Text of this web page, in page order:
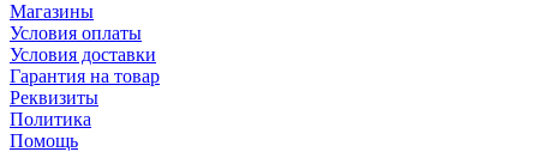
Магазины
Условия оплаты
Условия доставки
Гарантия на товар
Реквизиты
Политика
Помощь